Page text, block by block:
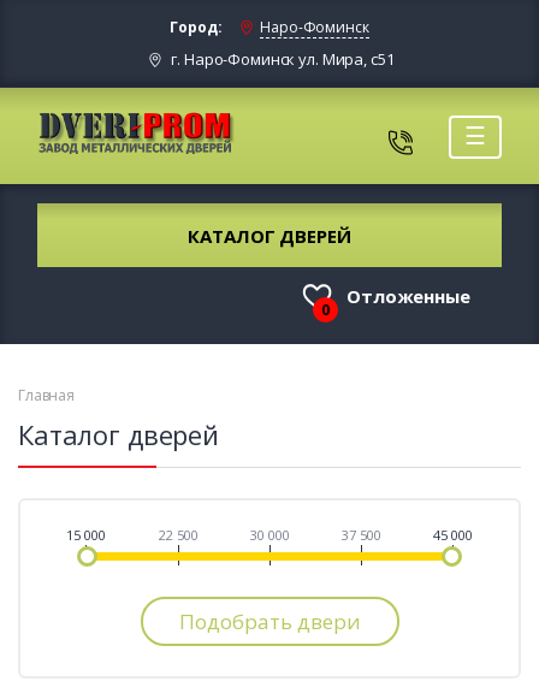
Город: Наро-Фоминск
г. Наро-Фоминск ул. Мира, с51
☰
КАТАЛОГ ДВЕРЕЙ
0
Отложенные
Главная
Каталог дверей
15 000 22 500 30 000 37 500 45 000